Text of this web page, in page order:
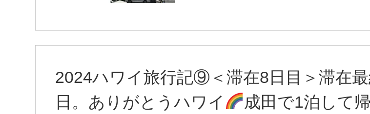
2024ハワイ旅行記⑨＜滞在8日目＞滞在
日。ありがとうハワイ
成田で1泊して